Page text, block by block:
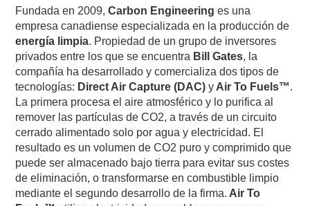
Fundada en 2009,Carbon Engineering es una
empresa canadiense especializada en la producción de
energía limpia. Propiedad de un grupo de inversores
privados entre los que se encuentra Bill Gates, la
compañía ha desarrollado y comercializa dos tipos de
tecnologías: Direct Air Capture (DAC) y Air To Fuels™.
La primera procesa el aire atmosférico y lo purifica al
remover las partículas de CO2, a través de un circuito
cerrado alimentado solo por agua y electricidad. El
resultado es un volumen de CO2 puro y comprimido que
puede ser almacenado bajo tierra para evitar sus costes
de eliminación, o transformarse en combustible limpio
mediante el segundo desarrollo de la firma. Air To